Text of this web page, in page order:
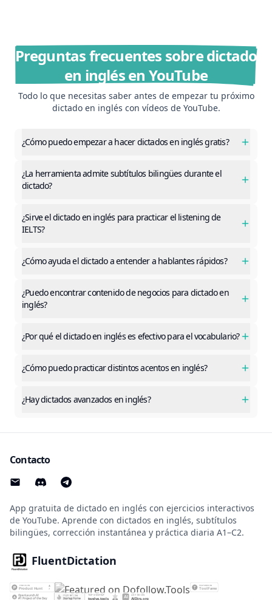
Preguntas frecuentes sobre dictado
en inglés en YouTube
Todo lo que necesitas saber antes de empezar tu próximo
dictado en inglés con vídeos de YouTube.
¿Cómo puedo empezar a hacer dictados en inglés gratis?
¿La herramienta admite subtítulos bilingües durante el
dictado?
¿Sirve el dictado en inglés para practicar el listening de
IELTS?
¿Cómo ayuda el dictado a entender a hablantes rápidos?
¿Puedo encontrar contenido de negocios para dictado en
inglés?
¿Por qué el dictado en inglés es efectivo para el vocabulario?
¿Cómo puedo practicar distintos acentos en inglés?
¿Hay dictados avanzados en inglés?
Contacto
App gratuita de dictado en inglés con ejercicios interactivos
de YouTube. Aprende con dictados en inglés, subtítulos
bilingües, corrección instantánea y práctica diaria A1–C2.
FluentDictation